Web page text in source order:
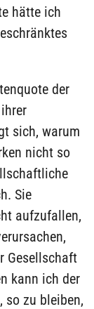
hätte ich
der
sich, warum
nicht so
Sie
aufzufallen,
Gesellschaft
kann ich der
so zu bleiben,